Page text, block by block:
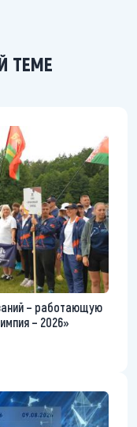
ТЕМЕ
– работающую
– 2026»